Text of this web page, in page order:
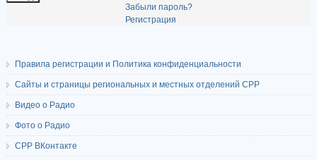
Забыли пароль?
Регистрация
Правила регистрации и Политика конфиденциальности
Сайты и страницы региональных и местных отделений СРР
Видео о Радио
Фото о Радио
СРР ВКонтакте